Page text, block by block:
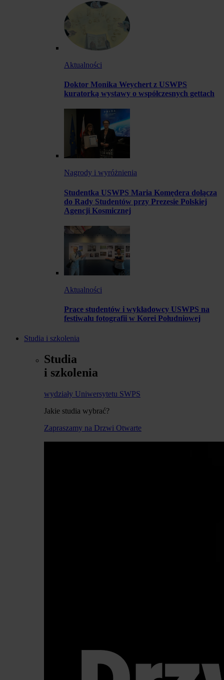
Aktualności
Doktor Monika Weychert z USWPS
kuratorką wystawy o współczesnych gettach
Nagrody i wyróżnienia
Studentka USWPS Maria Komędera dołącza
do Rady Studentów przy Prezesie Polskiej
Agencji Kosmicznej
Aktualności
Prace studentów i wykładowcy USWPS na
festiwalu fotografii w Korei Południowej
Studia i szkolenia
Studia
i szkolenia
wydziały Uniwersytetu SWPS
Jakie studia wybrać?
Zapraszamy na Drzwi Otwarte